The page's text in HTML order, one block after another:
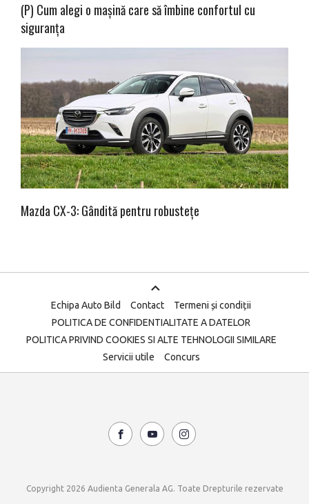
(P) Cum alegi o mașină care să îmbine confortul cu
siguranța
Mazda CX-3: Gândită pentru robustețe
Echipa Auto Bild Contact
Termeni și condiții
POLITICA DE CONFIDENTIALITATE A DATELOR
POLITICA PRIVIND COOKIES SI ALTE TEHNOLOGII SIMILARE
Servicii utile
Concurs
Copyright 2026 Audienta Generala AG. Toate Drepturile rezervate